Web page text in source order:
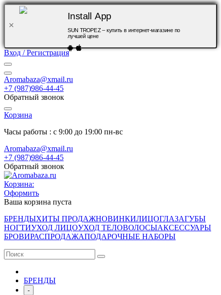
Install App
SUN TROPEZ – купить в интернет-магазине по
лучшей цене
Вход / Регистрация
Aromabaza@xmail.ru
+7 (987)986-44-45
Обратный звонок
Корзина
Часы работы : с 9:00 до 19:00 пн-вс
Aromabaza@xmail.ru
+7 (987)986-44-45
Обратный звонок
Корзина:
Оформить
Ваша корзина пуста
БРЕНДЫХИТЫ ПРОДАЖНОВИНКИЛИЦОГЛАЗАГУБЫ
НОГТИУХОД ЛИЦОУХОД ТЕЛОВОЛОСЫАКСЕССУАРЫ
БРОВИРАСПРОДАЖАПОДАРОЧНЫЕ НАБОРЫ
БРЕНДЫ
-